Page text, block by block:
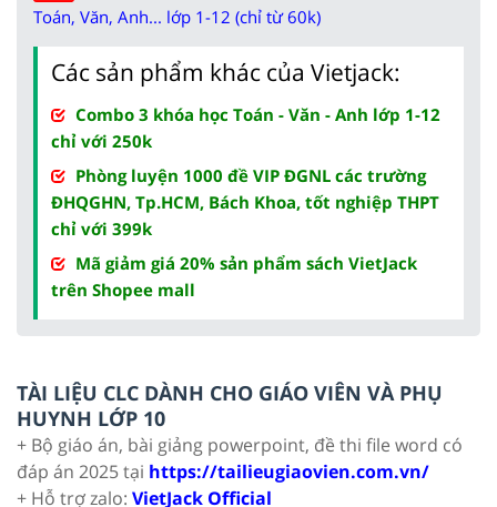
Toán, Văn, Anh... lớp 1-12 (chỉ từ 60k)
Các sản phẩm khác của Vietjack:
Combo 3 khóa học Toán - Văn - Anh lớp 1-12
chỉ với 250k
Phòng luyện 1000 đề VIP ĐGNL các trường
ĐHQGHN, Tp.HCM, Bách Khoa, tốt nghiệp THPT
chỉ với 399k
Mã giảm giá 20% sản phẩm sách VietJack
trên Shopee mall
TÀI LIỆU CLC DÀNH CHO GIÁO VIÊN VÀ PHỤ
HUYNH LỚP 10
+ Bộ giáo án, bài giảng powerpoint, đề thi file word có
đáp án 2025 tại https://tailieugiaovien.com.vn/
+ Hỗ trợ zalo: VietJack Official